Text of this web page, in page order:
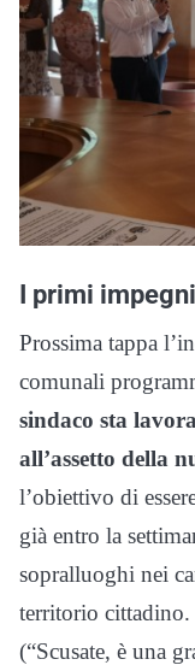
I primi
Prossima tappa
comunali
sindaco sta
all’assetto della
l’obiettivo di
già entro la
sopralluoghi nei
territorio
(“Scusate, è una